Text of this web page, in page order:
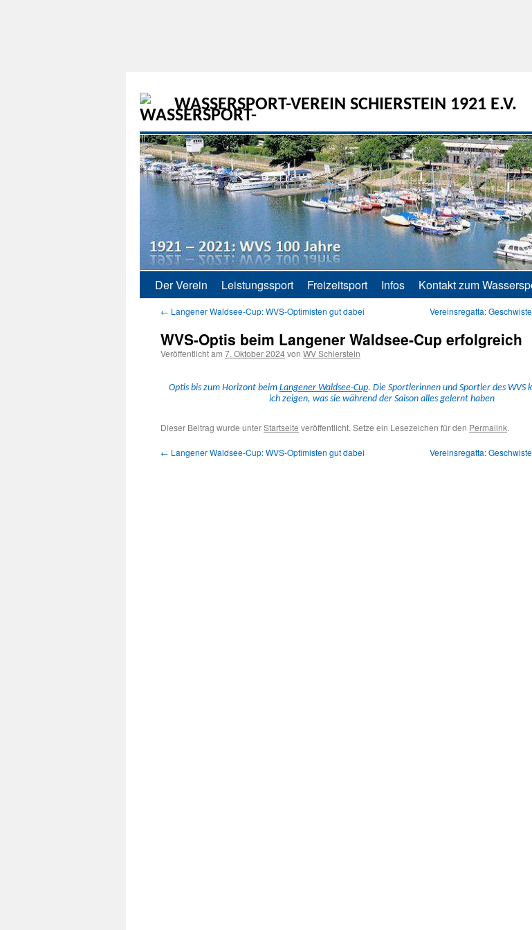
WASSERSPORT-VEREIN SCHIERSTEIN 1921 E.V.
Zum
Inhalt
springen
Der Verein Leistungssport Freizeitsport Infos Kontakt zum
← Langener Waldsee-Cup: WVS-Optimisten gut dabei Vereinsregatta:
WVS-Optis beim Langener Waldsee-Cup erfolgreich
Veröffentlicht am 7. Oktober 2024von WV Schierstein
Optis bis zum Hor­i­zont beim Lan­gener Wald­see-Cup. Die Sport­lerin­nen und Sportler des
ich zeigen, was sie während der Sai­son alles gel­ernt haben
Dieser Beitrag wurde unterStartseite veröffentlicht. Setze ein Lesezeichen für den Permalink.
← Langener Waldsee-Cup: WVS-Optimisten gut dabei Vereinsregatta: